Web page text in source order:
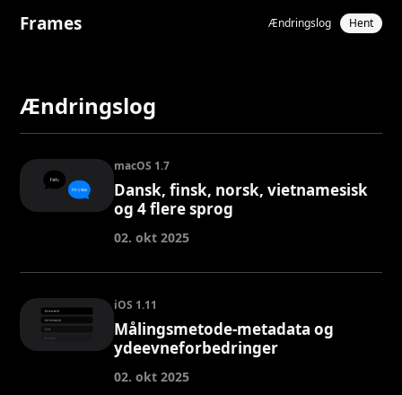
Frames Ændringslog Hent
Ændringslog
macOS 1.7
Dansk, finsk, norsk, vietnamesisk
og 4 flere sprog
02. okt 2025
iOS 1.11
Målingsmetode-metadata og
ydeevneforbedringer
02. okt 2025